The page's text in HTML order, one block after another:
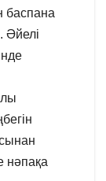
баспана
Әйелі
нәпақа